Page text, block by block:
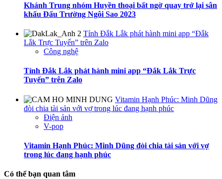
Khánh Trung nhóm Huyền thoại bất ngờ quay trở lại sân
khấu Đấu Trường Ngôi Sao 2023
Tỉnh Đắk Lắk phát hành mini app “Đắk
Lắk Trực Tuyến” trên Zalo
Công nghệ
Tỉnh Đắk Lắk phát hành mini app “Đắk Lắk Trực
Tuyến” trên Zalo
Vitamin Hạnh Phúc: Minh Dũng
đòi chia tài sản với vợ trong lúc đang hạnh phúc
Điện ảnh
V-pop
Vitamin Hạnh Phúc: Minh Dũng đòi chia tài sản với vợ
trong lúc đang hạnh phúc
Có thể bạn quan tâm